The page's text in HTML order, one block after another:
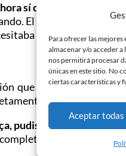
Para ofrecer las
almacenar y/o acceder
nos permitirá procesar
únicas en este sitio. No
ciertas características y
Aceptar todas
sí que decidirías parar
El equipo se había
jugar ese partido.
que me hacía en ese
No pensaba en
pudiste aguantar?